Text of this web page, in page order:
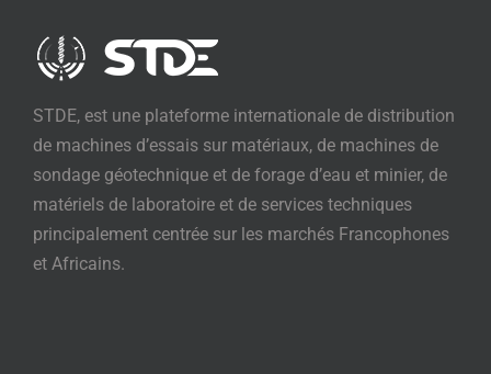
STDE, est une plateforme internationale de distribution
de machines d’essais sur matériaux, de machines de
sondage géotechnique et de forage d’eau et minier, de
matériels de laboratoire et de services techniques
principalement centrée sur les marchés Francophones
et Africains.